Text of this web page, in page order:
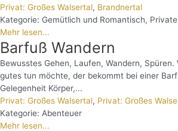
Privat: Großes Walsertal, Brandnertal
Kategorie: Gemütlich und Romantisch,
Mehr lesen...
Barfuß Wandern
Bewusstes Gehen, Laufen, Wandern,
gutes tun möchte, der bekommt bei einer
Gelegenheit Körper,...
Privat: Großes Walsertal, Privat: Großes
Kategorie: Abenteuer
Mehr lesen...